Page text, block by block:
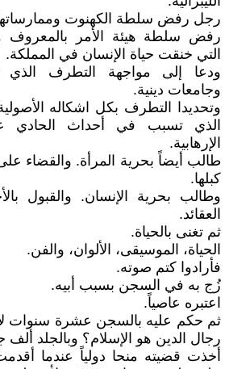
رجل رفض سلطة الكهنوت
رفض سلطة هيئة الأمر بالمعروف
التي خنقت حياة الإنسان في المملكة.
ودعا إلى مواجهة التطرف
وجامعات دينية.
وتحديدا التطرف بكل اشكاله
الذي تسبب في أحداث الحادي
الإرهابية.
طالب أيضاً بحرية المرأة. والقضاء
كبلها.
وطالب بحرية الإنسان. والقبول
العقائد.
ثم تغنى بالحياة.
الحياة، الموسيقى، الألوان، والفن.
فأرادوا كتم صوته.
زُج به في السجن بسبب أبيه.
اعتبره عاصياً.
ثم حكم عليه بالسجن عشرة سنوات
رجال الدين هو الإسلام؟ وبالجلد ألف
أخذت قضيته منحا دولياً عندما